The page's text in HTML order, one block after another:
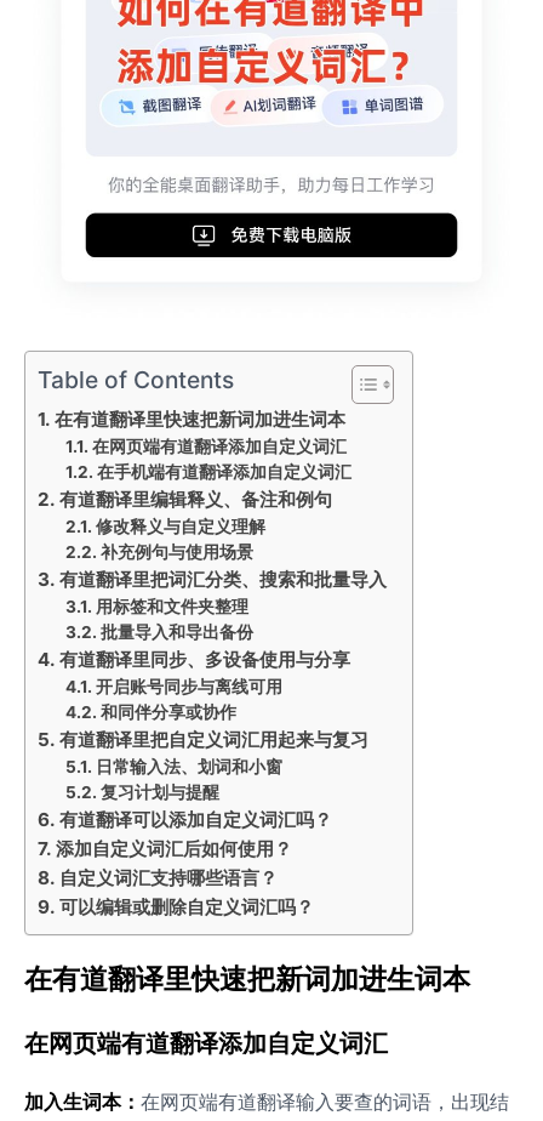
Table of Contents
在有道翻译里快速把新词加进生词本
在网页端有道翻译添加自定义词汇
在手机端有道翻译添加自定义词汇
有道翻译里编辑释义、备注和例句
修改释义与自定义理解
补充例句与使用场景
有道翻译里把词汇分类、搜索和批量导入
用标签和文件夹整理
批量导入和导出备份
有道翻译里同步、多设备使用与分享
开启账号同步与离线可用
和同伴分享或协作
有道翻译里把自定义词汇用起来与复习
日常输入法、划词和小窗
复习计划与提醒
有道翻译可以添加自定义词汇吗？
添加自定义词汇后如何使用？
自定义词汇支持哪些语言？
可以编辑或删除自定义词汇吗？
在有道翻译里快速把新词加进生词本
在网页端有道翻译添加自定义词汇
加入生词本： 在网页端有道翻译输入要查的词语，出现结